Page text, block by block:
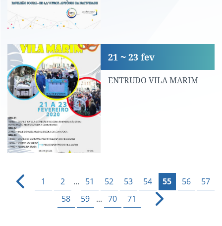
ENTRUDO VILA MARIM
ENTRUDO VILA MARIM
21 23 fev
1 2 ... 51 52 53 54 55 56
57
58
59 ... 70 71